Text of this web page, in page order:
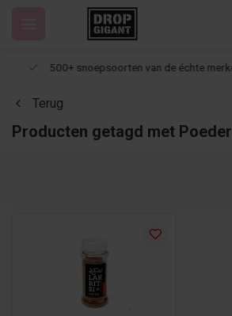
500+ snoepsoorten van de échte merken
Terug
Producten getagd met Poeder